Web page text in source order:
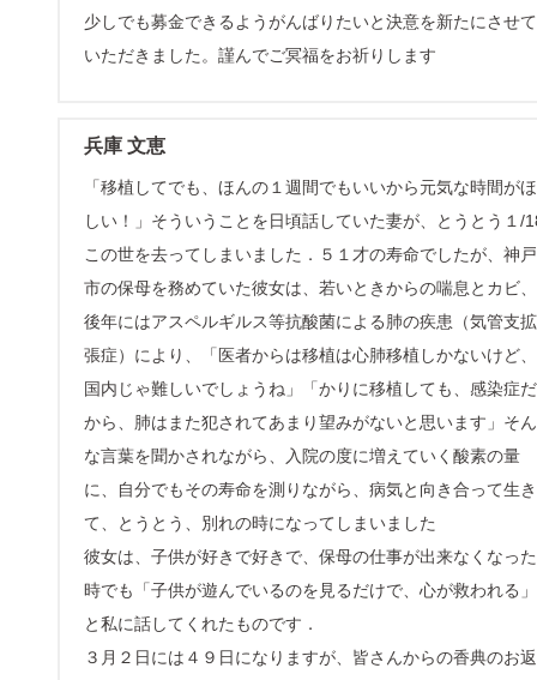
少しでも募金できるようがんばりたいと決意を新たにさせて
いただきました。謹んでご冥福をお祈りします
兵庫 文恵
「移植してでも、ほんの１週間でもいいから元気な時間がほ
しい！」そういうことを日頃話していた妻が、とうとう１/
この世を去ってしまいました．５１才の寿命でしたが、神戸
市の保母を務めていた彼女は、若いときからの喘息とカビ、
後年にはアスペルギルス等抗酸菌による肺の疾患（気管支拡
張症）により、「医者からは移植は心肺移植しかないけど、
国内じゃ難しいでしょうね」「かりに移植しても、感染症だ
から、肺はまた犯されてあまり望みがないと思います」そん
な言葉を聞かされながら、入院の度に増えていく酸素の量
に、自分でもその寿命を測りながら、病気と向き合って生き
て、とうとう、別れの時になってしまいました
彼女は、子供が好きで好きで、保母の仕事が出来なくなった
時でも「子供が遊んでいるのを見るだけで、心が救われる」
と私に話してくれたものです．
３月２日には４９日になりますが、皆さんからの香典のお返